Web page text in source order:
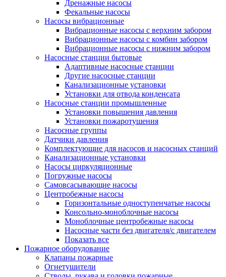
Дренажные насосы
Фекальные насосы
Насосы вибрационные
Вибрационные насосы с верхним забором
Вибрационные насосы с комбин забором
Вибрационные насосы с нижним забором
Насосные станции бытовые
Адаптивные насосные станции
Другие насосные станции
Канализационные установки
Установки для отвода конденсата
Насосные станции промышленные
Установки повышения давления
Установки пожаротушения
Насосные группы
Датчики давления
Комплектующие для насосов и насосных станций
Канализационные установки
Насосы циркуляционные
Погружные насосы
Самовсасывающие насосы
Центробежные насосы
Горизонтальные одноступенчатые насосы
Консольно-моноблочные насосы
Моноблочные центробежные насосы
Насосные части без двигателя/с двигателем
Показать все
Пожарное оборудование
Клапаны пожарные
Огнетушители